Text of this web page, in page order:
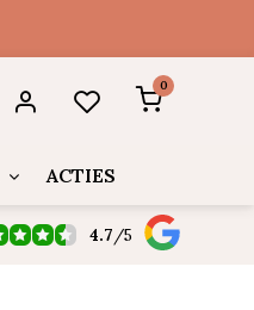
0
ACTIES
4.7 /5